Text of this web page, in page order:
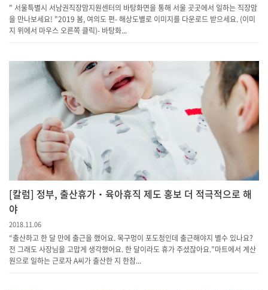
" 서울특별시 서남권직장맘지원센터의 바탕화면을 통해 서울 곳곳에서 일하는 직장맘
을 만나보세요! "2019 봄, 여의도 편- 해상도별로 이미지를 다운로드 받으세요. (이미
지 위에서 마우스 오른쪽 클릭)- 바탕화...
[칼럼] 정부, 출산휴가‧육아휴직 제도 홍보 더 적극적으로 해
야
2018.11.06
“출산하고 한 달 만에 출근을 했어요. 목구멍이 포도청인데 출근해야지 별수 있나요?
전 그래도 사장님을 고맙게 생각했어요. 한 달이라도 휴가 주셨잖아요.”마트에서 계산
원으로 일하는 근로자 A씨가 출산한 지 한참...